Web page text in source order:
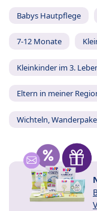
Babys Hautpflege
7-12 Monate
Kleinkinder im 3.
Eltern in meiner
Wichteln,